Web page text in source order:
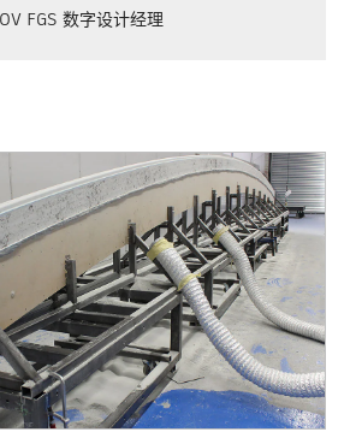
FGS 数字设计经理